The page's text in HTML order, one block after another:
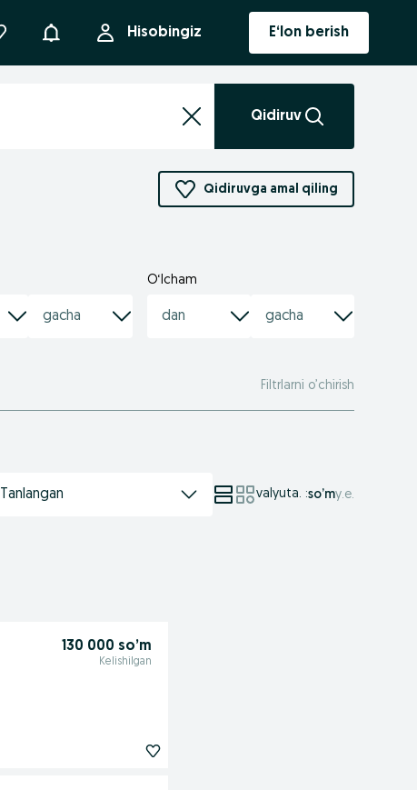
Bildirishnoma Hisobingiz E‘lon berish
Qidiruv
Qidiruvga amal qiling
O‘lcham
Filtrlarni o’chirish
Tanlangan valyuta. :so’mу.е.
130 000 so’m
Kelishilgan